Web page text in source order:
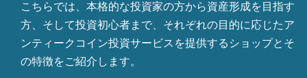
こちらでは、本格的な投資家の方から資産形成を目指す
方、そして投資初心者まで、それぞれの目的に応じたア
ンティークコイン投資サービスを提供するショップとそ
の特徴をご紹介します。